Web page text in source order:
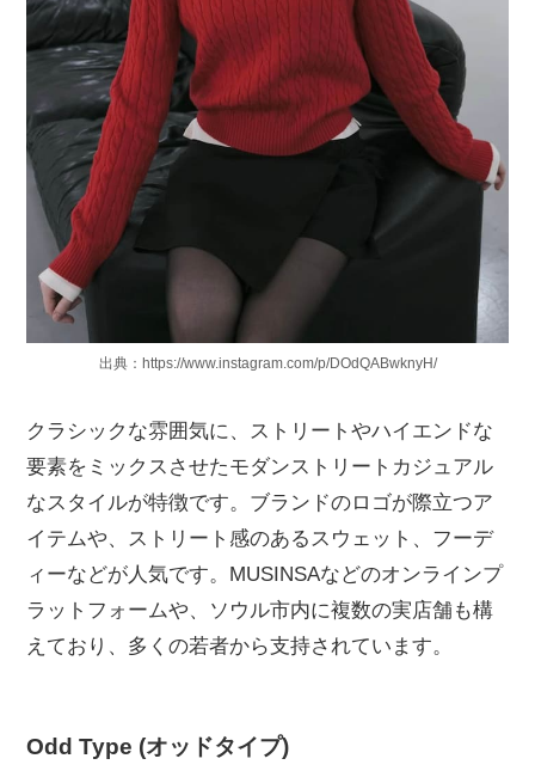
出典：https://www.instagram.com/p/DOdQABwknyH/
クラシックな雰囲気に、ストリートやハイエンドな
要素をミックスさせたモダンストリートカジュアル
なスタイルが特徴です。ブランドのロゴが際立つア
イテムや、ストリート感のあるスウェット、フーデ
ィーなどが人気です。MUSINSAなどのオンラインプ
ラットフォームや、ソウル市内に複数の実店舗も構
えており、多くの若者から支持されています。
Odd Type (オッドタイプ)